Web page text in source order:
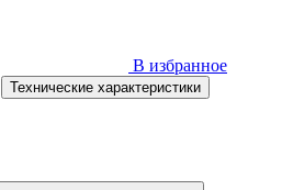
В избранное
Технические характеристики